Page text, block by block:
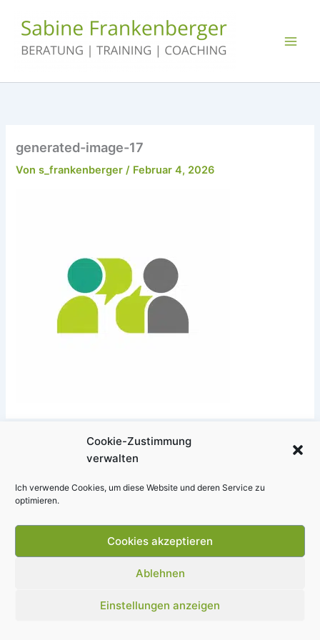
Cookie-Zustimmung
verwalten
Ich verwende Cookies, um diese Website und deren Service zu
optimieren.
Cookies akzeptieren
Ablehnen
Einstellungen anzeigen
Inhalt
generated-image-17
Vons_frankenberger/ Februar 4, 2026
WordPress-Theme